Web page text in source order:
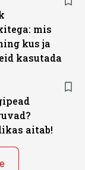
mis
kus ja
kasutada
aitab!